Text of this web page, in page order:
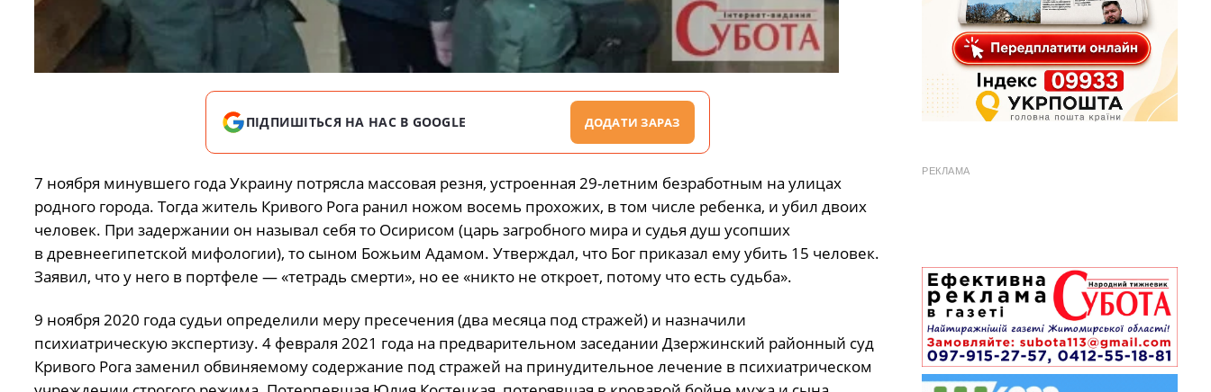
ПІДПИШІТЬСЯ НА НАС В GOOGLE ДОДАТИ ЗАРАЗ
7 ноября минувшего года Украину потрясла массовая резня, устроенная 29-летним безработным на улицах
родного города. Тогда житель Кривого Рога ранил ножом восемь прохожих, в том числе ребенка, и убил двоих
человек. При задержании он называл себя то Осирисом (царь загробного мира и судья душ усопших
в древнеегипетской мифологии), то сыном Божьим Адамом. Утверждал, что Бог приказал ему убить 15 человек.
Заявил, что у него в портфеле — «тетрадь смерти», но ее «никто не откроет, потому что есть судьба».
9 ноября 2020 года судьи определили меру пресечения (два месяца под стражей) и назначили
психиатрическую экспертизу. 4 февраля 2021 года на предварительном заседании Дзержинский районный суд
Кривого Рога заменил обвиняемому содержание под стражей на принудительное лечение в психиатрическом
РЕКЛАМА